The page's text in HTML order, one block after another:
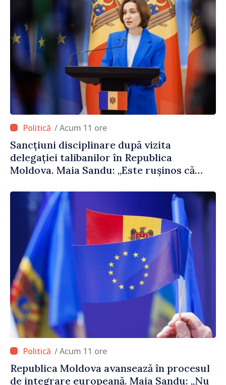
/ Acum 11 ore
Sancțiuni disciplinare după vizita
delegației talibanilor în Republica
Moldova. Maia Sandu: „Este rușinos că
politica statului”
/ Acum 11 ore
Republica Moldova avansează în procesul
de integrare europeană. Maia Sandu: „Nu